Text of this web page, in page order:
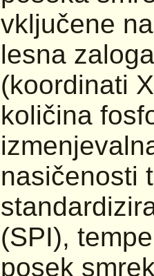
vključene
lesna
(koordinati
količina
nasičenosti
(SPI),
posek